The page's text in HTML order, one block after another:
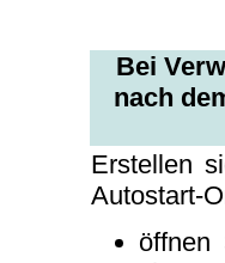
Bei
nach
Erstellen
Autostart-
öffnen